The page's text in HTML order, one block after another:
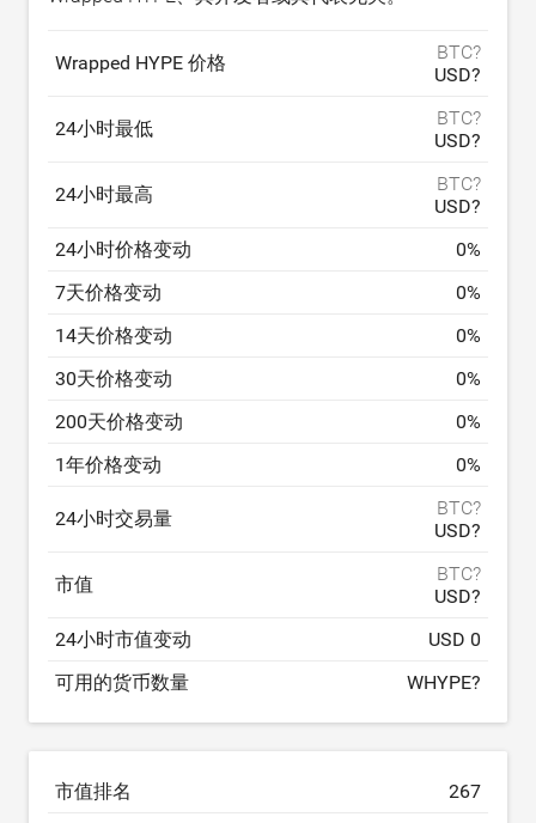
Wrapped HYPE 价格
BTC?
USD?
24小时最低
BTC?
USD?
24小时最高
BTC?
USD?
24小时价格变动
0%
7天价格变动
0%
14天价格变动
0%
30天价格变动
0%
200天价格变动
0%
1年价格变动
0%
24小时交易量
BTC?
USD?
市值
BTC?
USD?
24小时市值变动
USD 0
可用的货币数量
WHYPE?
市值排名 267